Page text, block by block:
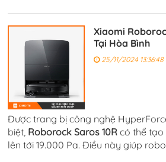
Xiaomi
Tại Hòa Bình
25/11/2024 13:36:48
Được trang bị công nghệ
biệt, Roborock Saros 10R có thể tạo
lên tới 19.000 Pa. Điều này giúp